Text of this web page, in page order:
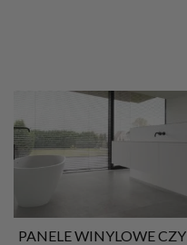
PANELE WINYLOWE CZY